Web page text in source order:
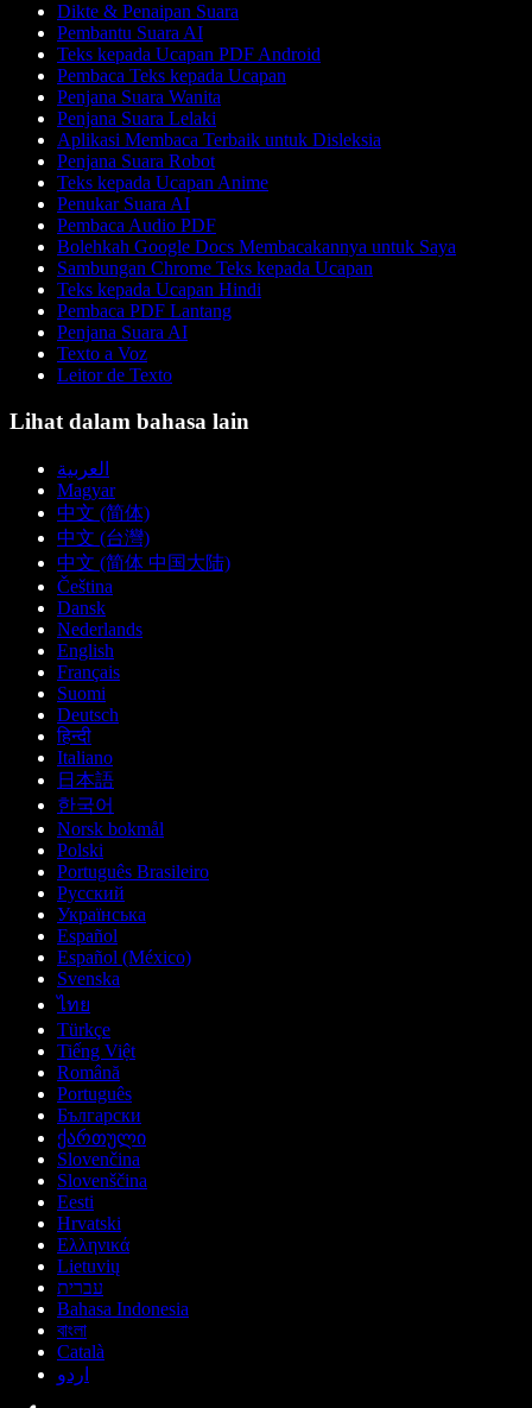
Dikte & Penaipan Suara
Pembantu Suara AI
Teks kepada Ucapan PDF Android
Pembaca Teks kepada Ucapan
Penjana Suara Wanita
Penjana Suara Lelaki
Aplikasi Membaca Terbaik untuk Disleksia
Penjana Suara Robot
Teks kepada Ucapan Anime
Penukar Suara AI
Pembaca Audio PDF
Bolehkah Google Docs Membacakannya untuk Saya
Sambungan Chrome Teks kepada Ucapan
Teks kepada Ucapan Hindi
Pembaca PDF Lantang
Penjana Suara AI
Texto a Voz
Leitor de Texto
Lihat dalam bahasa lain
العربية
Magyar
中文 (简体)
中文 (台灣)
中文 (简体 中国大陆)
Čeština
Dansk
Nederlands
English
Français
Suomi
Deutsch
हिन्दी
Italiano
日本語
한국어
Norsk bokmål
Polski
Português Brasileiro
Русский
Українська
Español
Español (México)
Svenska
ไทย
Türkçe
Tiếng Việt
Română
Português
Български
ქართული
Slovenčina
Slovenščina
Eesti
Hrvatski
Ελληνικά
Lietuvių
עברית
Bahasa Indonesia
বাংলা
Català
اردو